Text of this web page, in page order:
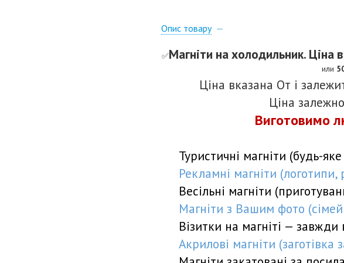
Опис товару
✅️Магніти на холодильник. Ціна
или
Ціна вказана От і
Ціна
Виготовимо
Туристичні магніти (будь-
Рекламні магніти (логотипи,
Весільні магніти
Магніти з Вашим фото
Візитки на магніті —
Акрилові магніти (заготівка